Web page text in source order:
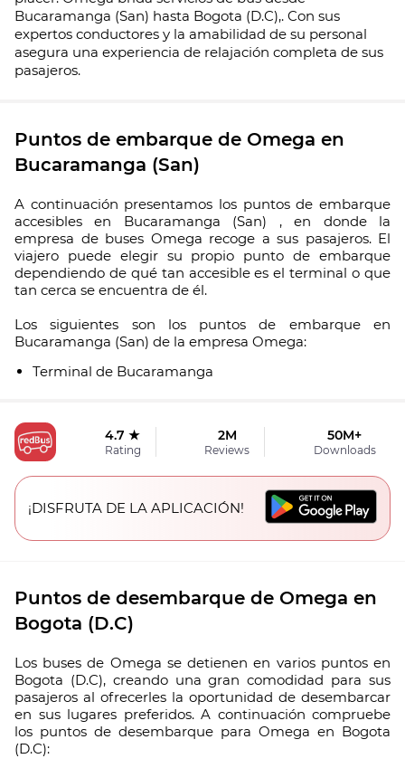
Bucaramanga (San) hasta Bogota (D.C),. Con sus
expertos conductores y la amabilidad de su personal
asegura una experiencia de relajación completa de sus
pasajeros.
Puntos de embarque de Omega en
Bucaramanga (San)
A continuación presentamos los puntos de embarque
accesibles en Bucaramanga (San) , en donde la
empresa de buses Omega recoge a sus pasajeros. El
viajero puede elegir su propio punto de embarque
dependiendo de qué tan accesible es el terminal o que
tan cerca se encuentra de él.
Los siguientes son los puntos de embarque en
Bucaramanga (San) de la empresa Omega:
Terminal de Bucaramanga
4.7 ★
Rating
2M
Reviews
50M+
Downloads
¡DISFRUTA DE LA APLICACIÓN!
Puntos de desembarque de Omega en
Bogota (D.C)
Los buses de Omega se detienen en varios puntos en
Bogota (D.C), creando una gran comodidad para sus
pasajeros al ofrecerles la oportunidad de desembarcar
en sus lugares preferidos. A continuación compruebe
los puntos de desembarque para Omega en Bogota
(D.C):